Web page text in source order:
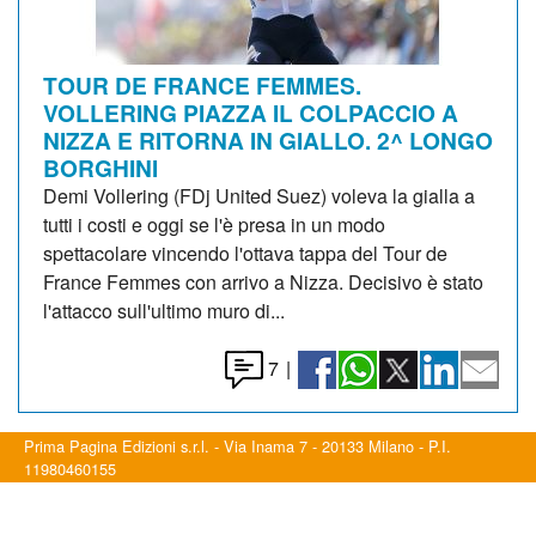
TOUR DE FRANCE FEMMES.
VOLLERING PIAZZA IL COLPACCIO A
NIZZA E RITORNA IN GIALLO. 2^ LONGO
BORGHINI
Demi Vollering (FDj United Suez) voleva la gialla a
tutti i costi e oggi se l'è presa in un modo
spettacolare vincendo l'ottava tappa del Tour de
France Femmes con arrivo a Nizza. Decisivo è stato
l'attacco sull'ultimo muro di...
7 |
Prima Pagina Edizioni s.r.l. - Via Inama 7 - 20133 Milano - P.I.
11980460155